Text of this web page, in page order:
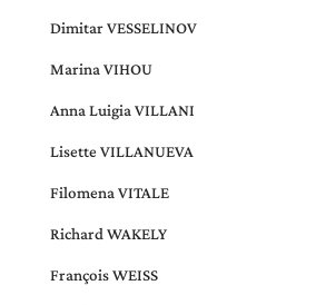
Dimitar VESSELINOV
Marina VIHOU
Anna Luigia VILLANI
Lisette VILLANUEVA
Filomena VITALE
Richard WAKELY
François WEISS